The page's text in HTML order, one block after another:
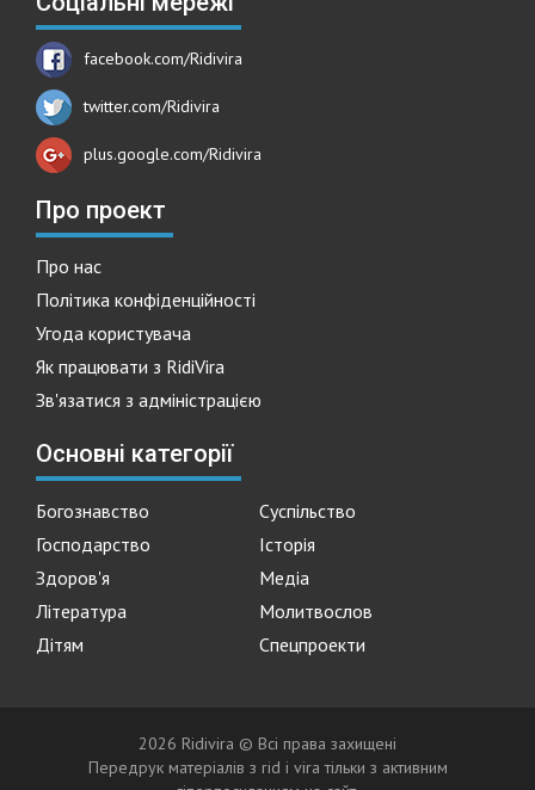
facebook.com/Ridivira
twitter.com/Ridivira
plus.google.com/Ridivira
Про проект
Про нас
Політика конфіденційності
Угода користувача
Як працювати з RidiVira
Зв'язатися з адміністрацією
Основні категорії
Богознавство
Суспільство
Господарство
Історія
Здоров'я
Медіа
Література
Молитвослов
Дітям
Спецпроекти
2026 Ridivira © Всі права захищені
Передрук матеріалів з rid i vira тільки з активним